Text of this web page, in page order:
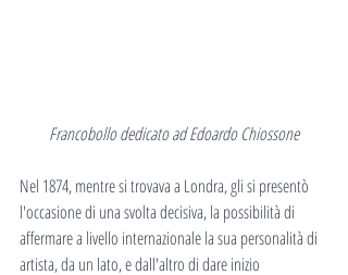
Francobollo dedicato ad Edoardo Chiossone
Nel 1874, mentre si trovava a Londra, gli si presentò
l'occasione di una svolta decisiva, la possibilità di
affermare a livello internazionale la sua personalità di
artista, da un lato, e dall'altro di dare inizio